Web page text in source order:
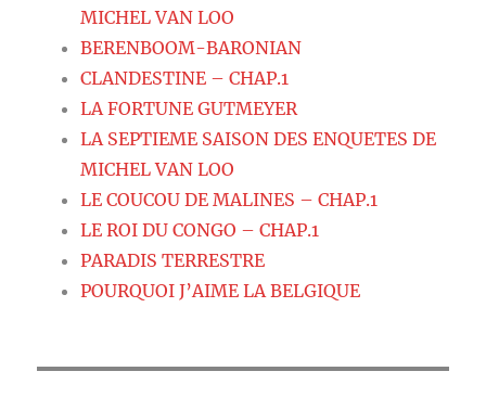
MICHEL VAN LOO
BERENBOOM-BARONIAN
CLANDESTINE – CHAP.1
LA FORTUNE GUTMEYER
LA SEPTIEME SAISON DES ENQUETES DE
MICHEL VAN LOO
LE COUCOU DE MALINES – CHAP.1
LE ROI DU CONGO – CHAP.1
PARADIS TERRESTRE
POURQUOI J’AIME LA BELGIQUE